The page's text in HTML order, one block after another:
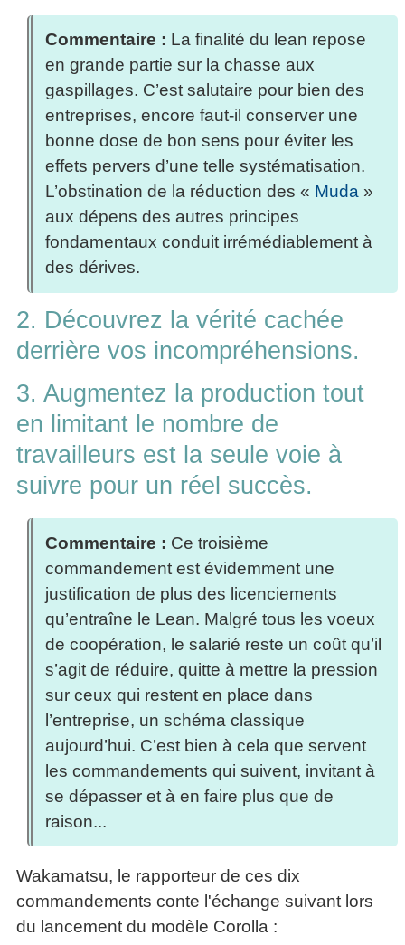
Commentaire : La finalité du lean repose
en grande partie sur la chasse aux
gaspillages. C’est salutaire pour bien des
entreprises, encore faut-il conserver une
bonne dose de bon sens pour éviter les
effets pervers d’une telle systématisation.
L’obstination de la réduction des « Muda»
aux dépens des autres principes
fondamentaux conduit irrémédiablement à
des dérives.
2. Découvrez la vérité cachée
derrière vos incompréhensions.
3. Augmentez la production tout
en limitant le nombre de
travailleurs est la seule voie à
suivre pour un réel succès.
Commentaire : Ce troisième
commandement est évidemment une
justification de plus des licenciements
qu’entraîne le Lean. Malgré tous les voeux
de coopération, le salarié reste un coût qu’il
s’agit de réduire, quitte à mettre la pression
sur ceux qui restent en place dans
l’entreprise, un schéma classique
aujourd’hui. C’est bien à cela que servent
les commandements qui suivent, invitant à
se dépasser et à en faire plus que de
raison...
Wakamatsu, le rapporteur de ces dix
commandements conte l'échange suivant lors
du lancement du modèle Corolla :